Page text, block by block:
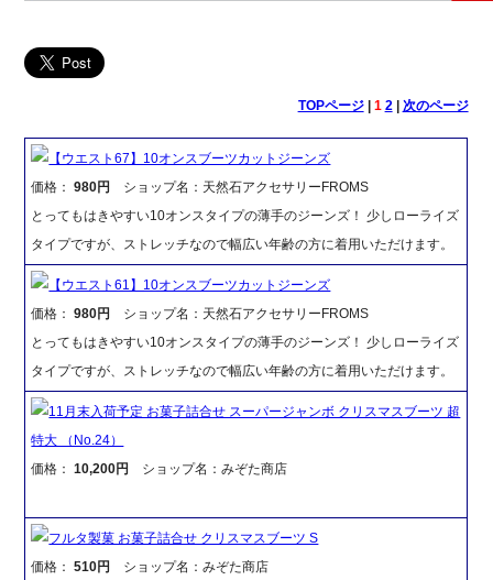
TOPページ| 1 2| 次のページ
【ウエスト67】10オンスブーツカットジーンズ
価格：980円
ショップ名：天然石アクセサリーFROMS
とってもはきやすい10オンスタイプの薄手のジーンズ！ 少しローライズ
タイプですが、ストレッチなので幅広い年齢の方に着用いただけます。
【ウエスト61】10オンスブーツカットジーンズ
価格：980円
ショップ名：天然石アクセサリーFROMS
とってもはきやすい10オンスタイプの薄手のジーンズ！ 少しローライズ
タイプですが、ストレッチなので幅広い年齢の方に着用いただけます。
11月末入荷予定 お菓子詰合せ スーパージャンボ クリスマスブーツ 超
特大 （No.24）
価格：10,200円 ショップ名：みぞた商店
フルタ製菓 お菓子詰合せ クリスマスブーツ S
価格：510円 ショップ名：みぞた商店